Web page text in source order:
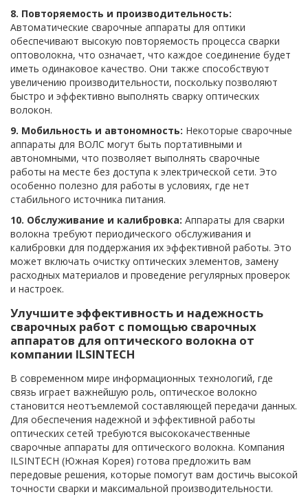
8. Повторяемость и производительность:
Автоматические сварочные аппараты для оптики
обеспечивают высокую повторяемость процесса сварки
оптоволокна, что означает, что каждое соединение будет
иметь одинаковое качество. Они также способствуют
увеличению производительности, поскольку позволяют
быстро и эффективно выполнять сварку оптических
волокон.
9. Мобильность и автономность: Некоторые сварочные
аппараты для ВОЛС могут быть портативными и
автономными, что позволяет выполнять сварочные
работы на месте без доступа к электрической сети. Это
особенно полезно для работы в условиях, где нет
стабильного источника питания.
10. Обслуживание и калибровка: Аппараты для сварки
волокна требуют периодического обслуживания и
калибровки для поддержания их эффективной работы. Это
может включать очистку оптических элементов, замену
расходных материалов и проведение регулярных проверок
и настроек.
Улучшите эффективность и надежность
сварочных работ с помощью сварочных
аппаратов для оптического волокна от
компании ILSINTECH
В современном мире информационных технологий, где
связь играет важнейшую роль, оптическое волокно
становится неотъемлемой составляющей передачи данных.
Для обеспечения надежной и эффективной работы
оптических сетей требуются высококачественные
сварочные аппараты для оптического волокна. Компания
ILSINTECH (Южная Корея) готова предложить вам
передовые решения, которые помогут вам достичь высокой
точности сварки и максимальной производительности.